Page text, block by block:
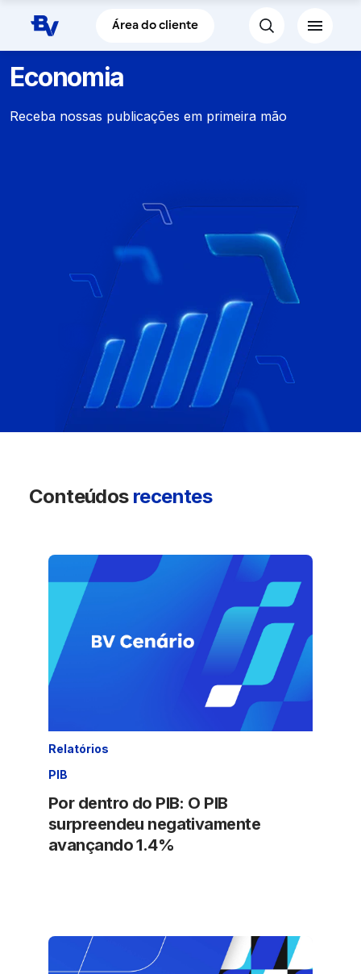
Pular para o Conteúdo principal
Área do cliente
Economia
Receba nossas publicações em primeira mão
Conteúdos recentes
Relatórios
PIB
Por dentro do PIB: O PIB
surpreendeu negativamente
avançando 1.4%